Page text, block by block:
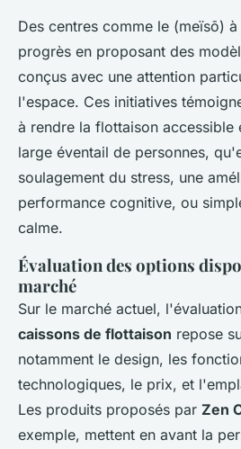
Des centres comme le (meïsō)
progrès en proposant des
conçus avec une attention
l'espace. Ces initiatives
à rendre la flottaison accessible
large éventail de personnes,
soulagement du stress, une
performance cognitive, ou
calme.
Évaluation des options
marché
Sur le marché actuel,
caissons de flottaison repose
notamment le design, les
technologiques, le prix, et
Les produits proposés par Zen
exemple, mettent en avant la